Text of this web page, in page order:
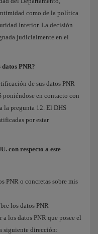
como de la política
Interior. La decisión
judicialmente en el
PNR?
de sus datos PNR
poniéndose en contacto con
la pregunta 12. El DHS
por estar
con respecto a este
PNR o concretas sobre mis
los datos PNR
los datos PNR que posee el
siguiente dirección: